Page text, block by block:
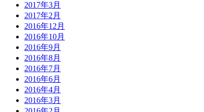
2017年3月
2017年2月
2016年12月
2016年10月
2016年9月
2016年8月
2016年7月
2016年6月
2016年4月
2016年3月